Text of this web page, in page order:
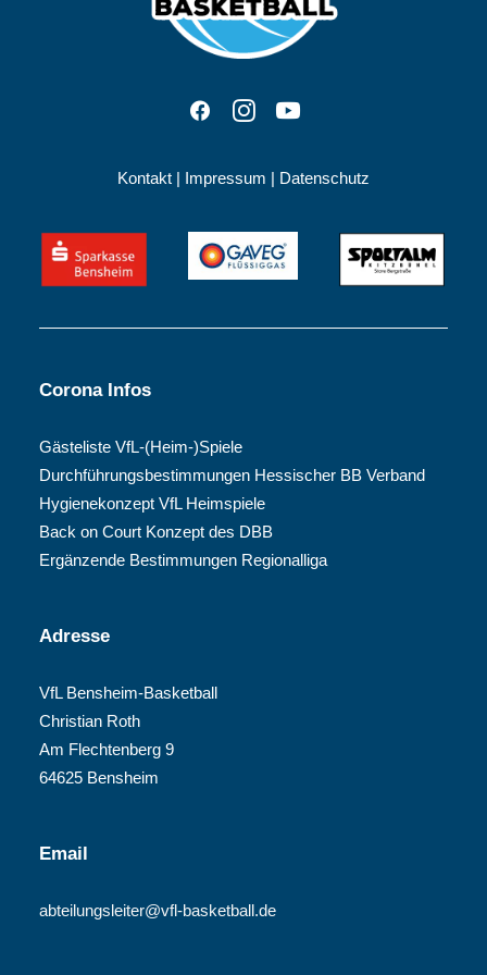
Kontakt | Impressum | Datenschutz
Corona Infos
Gästeliste VfL-(Heim-)Spiele
Durchführungsbestimmungen Hessischer BB Verband
Hygienekonzept VfL Heimspiele
Back on Court Konzept des DBB
Ergänzende Bestimmungen Regionalliga
Adresse
VfL Bensheim-Basketball
Christian Roth
Am Flechtenberg 9
64625 Bensheim
Email
abteilungsleiter@vfl-basketball.de